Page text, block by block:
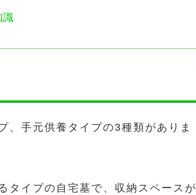
識
、手元供養タイプの3種類がありま
タイプの自宅墓で、収納スペースが